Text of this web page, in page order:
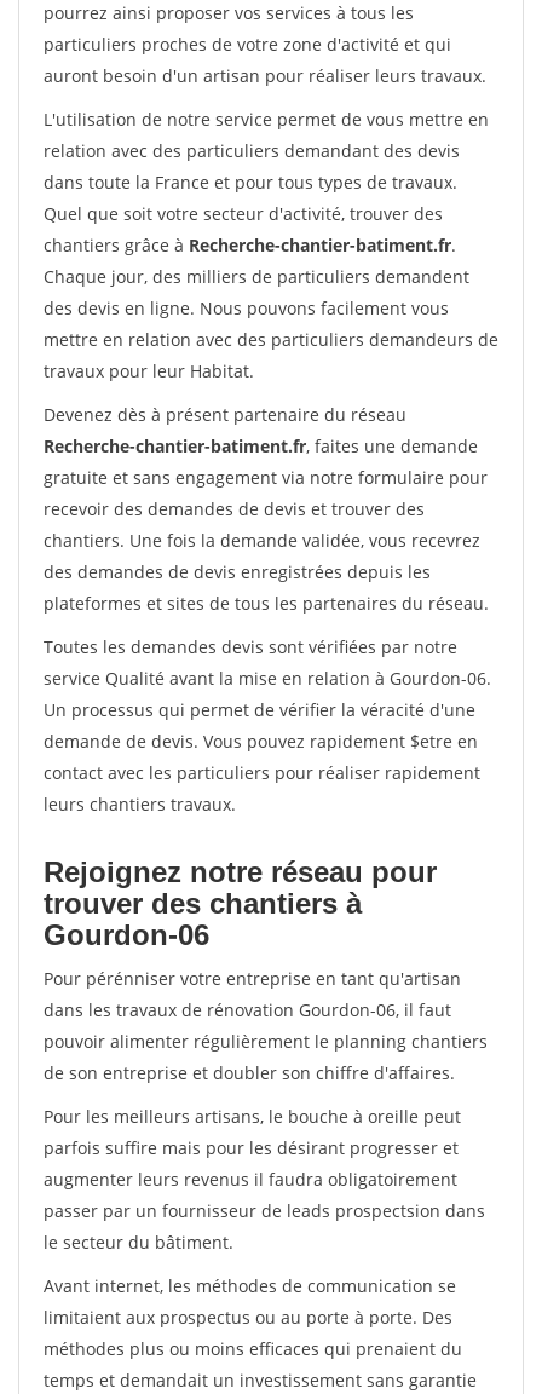
pourrez ainsi proposer vos services à tous les
particuliers proches de votre zone d'activité et qui
auront besoin d'un artisan pour réaliser leurs travaux.
L'utilisation de notre service permet de vous mettre en
relation avec des particuliers demandant des devis
dans toute la France et pour tous types de travaux.
Quel que soit votre secteur d'activité, trouver des
chantiers grâce à Recherche-chantier-batiment.fr.
Chaque jour, des milliers de particuliers demandent
des devis en ligne. Nous pouvons facilement vous
mettre en relation avec des particuliers demandeurs de
travaux pour leur Habitat.
Devenez dès à présent partenaire du réseau
Recherche-chantier-batiment.fr, faites une demande
gratuite et sans engagement via notre formulaire pour
recevoir des demandes de devis et trouver des
chantiers. Une fois la demande validée, vous recevrez
des demandes de devis enregistrées depuis les
plateformes et sites de tous les partenaires du réseau.
Toutes les demandes devis sont vérifiées par notre
service Qualité avant la mise en relation à Gourdon-06.
Un processus qui permet de vérifier la véracité d'une
demande de devis. Vous pouvez rapidement $etre en
contact avec les particuliers pour réaliser rapidement
leurs chantiers travaux.
Rejoignez notre réseau pour
trouver des chantiers à
Gourdon-06
Pour pérénniser votre entreprise en tant qu'artisan
dans les travaux de rénovation Gourdon-06, il faut
pouvoir alimenter régulièrement le planning chantiers
de son entreprise et doubler son chiffre d'affaires.
Pour les meilleurs artisans, le bouche à oreille peut
parfois suffire mais pour les désirant progresser et
augmenter leurs revenus il faudra obligatoirement
passer par un fournisseur de leads prospectsion dans
le secteur du bâtiment.
Avant internet, les méthodes de communication se
limitaient aux prospectus ou au porte à porte. Des
méthodes plus ou moins efficaces qui prenaient du
temps et demandait un investissement sans garantie